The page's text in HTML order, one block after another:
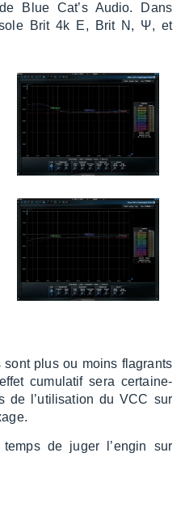
Blue Cat’s Audio. Dans
Brit 4k E, Brit N, Ψ, et
sont plus ou moins flagrants
cumu­la­tif sera certai­ne­
de l’uti­li­sa­tion du VCC sur
de juger l’en­gin sur